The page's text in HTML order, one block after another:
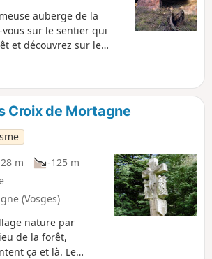
auberge de la
sur le sentier qui
et découvrez sur le
Croix de Mortagne
m
-125 m
(Vosges)
nature par
de la forêt,
ça et là. Le